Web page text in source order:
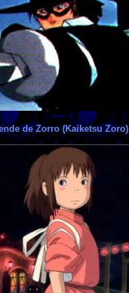
de Zorro (Kaiketsu Zoro)